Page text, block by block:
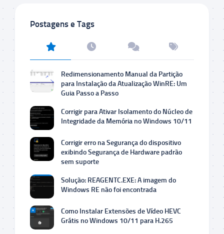
Postagens e Tags
Redimensionamento Manual da Partição
para Instalação da Atualização WinRE: Um
Guia Passo a Passo
Corrigir para Ativar Isolamento do Núcleo de
Integridade da Memória no Windows 10/11
Corrigir erro na Segurança do dispositivo
exibindo Segurança de Hardware padrão
sem suporte
Solução: REAGENTC.EXE: A imagem do
Windows RE não foi encontrada
Como Instalar Extensões de Vídeo HEVC
Grátis no Windows 10/11 para H.265